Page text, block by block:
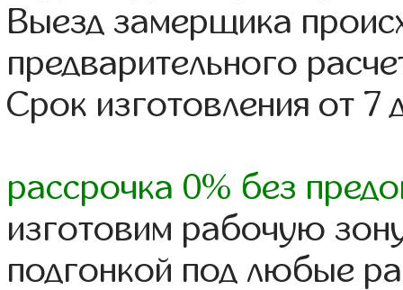
Выезд замерщика
предварительного
Срок изготовления от 7
рассрочка 0% без
изготовим рабочую
подгонкой под любые